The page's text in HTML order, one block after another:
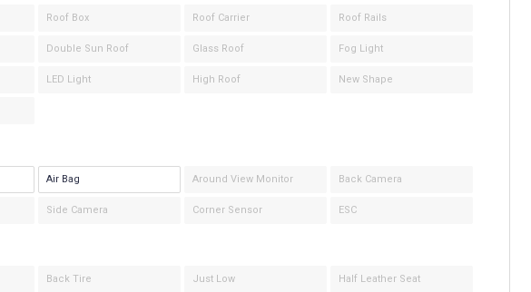
Roof Box Roof Carrier Roof Rails
Double Sun Roof Glass Roof Fog Light
LED Light High Roof New Shape
Air Bag Around View Monitor Back Camera
Side Camera Corner Sensor ESC
Back Tire Just Low Half Leather Seat